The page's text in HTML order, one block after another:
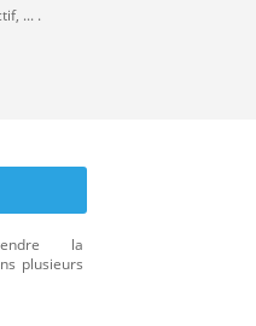
... .
la
plusieurs